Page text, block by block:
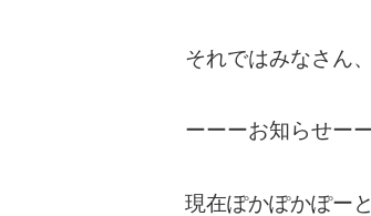
それではみなさん
ーーーお知らせー
現在ぽかぽかぽー